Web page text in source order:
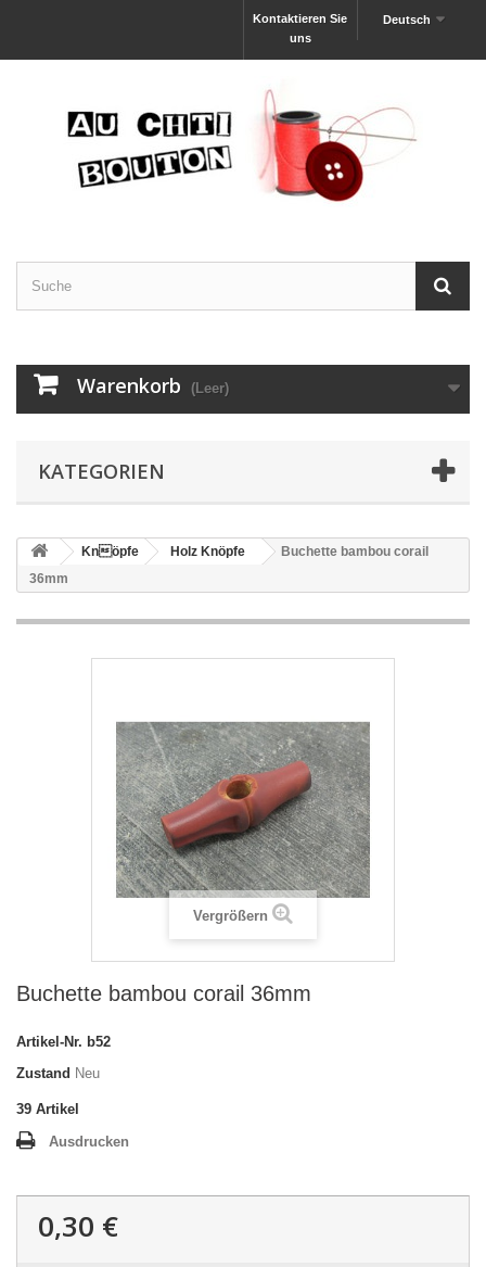
Deutsch
Kontaktieren Sie
uns
Warenkorb (Leer)
KATEGORIEN
Knöpfe Holz Knöpfe
Buchette bambou corail
36mm
Vergrößern
Buchette bambou corail 36mm
Artikel-Nr. b52
Zustand Neu
39 Artikel
Ausdrucken
0,30 €